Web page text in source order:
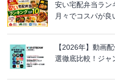
安い宅配弁当ラン
月々でコスパが良
【2026年】動画
選徹底比較！ジャ